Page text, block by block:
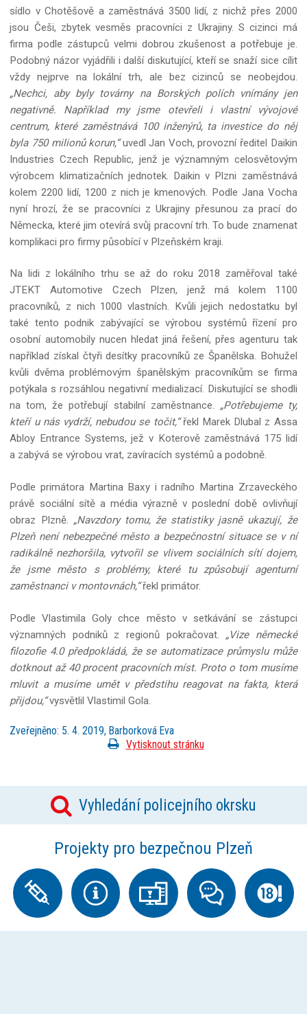
sídlo v Chotěšově a zaměstnává 3500 lidí, z nichž přes 2000
jsou Češi, zbytek vesměs pracovníci z Ukrajiny. S cizinci má
firma podle zástupců velmi dobrou zkušenost a potřebuje je.
Podobný názor vyjádřili i další diskutující, kteří se snaží sice cílit
vždy nejprve na lokální trh, ale bez cizinců se neobejdou.
„Nechci, aby byly továrny na Borských polích vnímány jen
negativně. Například my jsme otevřeli i vlastní vývojové
centrum, které zaměstnává 100 inženýrů, ta investice do něj
byla 750 milionů korun,“uvedl Jan Voch, provozní ředitel Daikin
Industries Czech Republic, jenž je významným celosvětovým
výrobcem klimatizačních jednotek. Daikin v Plzni zaměstnává
kolem 2200 lidí, 1200 z nich je kmenových. Podle Jana Vocha
nyní hrozí, že se pracovníci z Ukrajiny přesunou za prací do
Německa, které jim otevírá svůj pracovní trh. To bude znamenat
komplikaci pro firmy působící v Plzeňském kraji.
Na lidi z lokálního trhu se až do roku 2018 zaměřoval také
JTEKT Automotive Czech Plzen, jenž má kolem 1100
pracovníků, z nich 1000 vlastních. Kvůli jejich nedostatku byl
také tento podnik zabývající se výrobou systémů řízení pro
osobní automobily nucen hledat jiná řešení, přes agenturu tak
například získal čtyři desítky pracovníků ze Španělska. Bohužel
kvůli dvěma problémovým španělským pracovníkům se firma
potýkala s rozsáhlou negativní medializací. Diskutující se shodli
na tom, že potřebují stabilní zaměstnance. „Potřebujeme ty,
kteří u nás vydrží, nebudou se točit,“řekl Marek Dlubal z Assa
Abloy Entrance Systems, jež v Koterově zaměstnává 175 lidí
a zabývá se výrobou vrat, zavíracích systémů a podobně.
Podle primátora Martina Baxy i radního Martina Zrzaveckého
právě sociální sítě a média výrazně v poslední době ovlivňují
obraz Plzně. „Navzdory tomu, že statistiky jasně ukazují, že
Plzeň není nebezpečné město a bezpečnostní situace se v ní
radikálně nezhoršila, vytvořil se vlivem sociálních sítí dojem,
že jsme město s problémy, které tu způsobují agenturní
zaměstnanci v montovnách,“řekl primátor.
Podle Vlastimila Goly chce město v setkávání se zástupci
významných podniků z regionů pokračovat. „Vize německé
filozofie 4.0 předpokládá, že se automatizace průmyslu může
dotknout až 40 procent pracovních míst. Proto o tom musíme
mluvit a musíme umět v předstihu reagovat na fakta, která
přijdou,“vysvětlil Vlastimil Gola.
Zveřejněno: 5. 4. 2019, Barborková Eva
Vytisknout stránku
Vyhledání policejního okrsku
Projekty pro bezpečnou Plzeň